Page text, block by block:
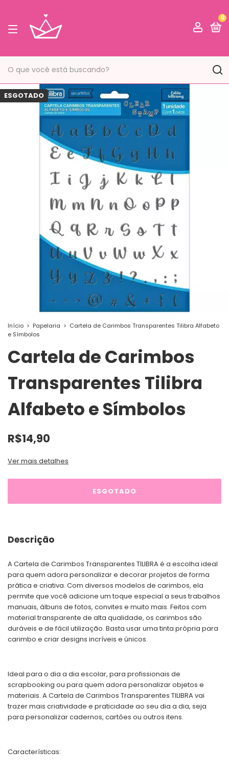
0
ESGOTADO
Início > Papelaria > Cartela de Carimbos Transparentes Tilibra Alfabeto
e Símbolos
Cartela de Carimbos
Transparentes Tilibra
Alfabeto e Símbolos
R$14,90
Ver mais detalhes
Descrição
A Cartela de Carimbos Transparentes TILIBRA é a escolha ideal
para quem adora personalizar e decorar projetos de forma
prática e criativa. Com diversos modelos de carimbos, ela
permite que você adicione um toque especial a seus trabalhos
manuais, álbuns de fotos, convites e muito mais. Feitos com
material transparente de alta qualidade, os carimbos são
duráveis e de fácil utilização. Basta usar uma tinta própria para
carimbo e criar designs incríveis e únicos.
Ideal para o dia a dia escolar, para profissionais de
scrapbooking ou para quem adora personalizar objetos e
materiais. A Cartela de Carimbos Transparentes TILIBRA vai
trazer mais criatividade e praticidade ao seu dia a dia, seja
para personalizar cadernos, cartões ou outros itens.
Características: